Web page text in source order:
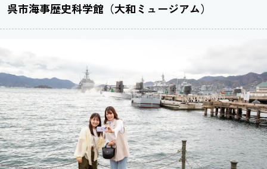
呉市海事歴史科学館（大和ミュージアム）